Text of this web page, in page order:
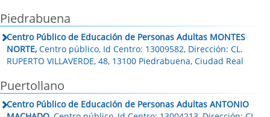
Piedrabuena
Centro Público de Educación de Personas Adultas MONTES
NORTE, Centro público, Id Centro: 13009582, Dirección: CL.
RUPERTO VILLAVERDE, 48, 13100 Piedrabuena, Ciudad Real
Puertollano
Centro Público de Educación de Personas Adultas ANTONIO